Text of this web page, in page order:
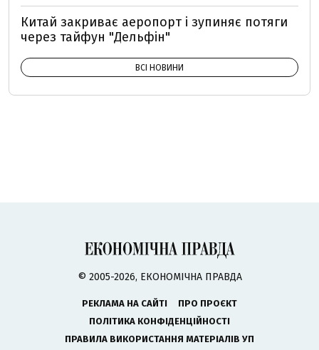
Китай закриває аеропорт і зупиняє потяги
через тайфун "Дельфін"
ВСІ НОВИНИ
© 2005-2026, ЕКОНОМІЧНА ПРАВДА
РЕКЛАМА НА САЙТІ
ПРО ПРОЄКТ
ПОЛІТИКА КОНФІДЕНЦІЙНОСТІ
ПРАВИЛА ВИКОРИСТАННЯ МАТЕРІАЛІВ УП